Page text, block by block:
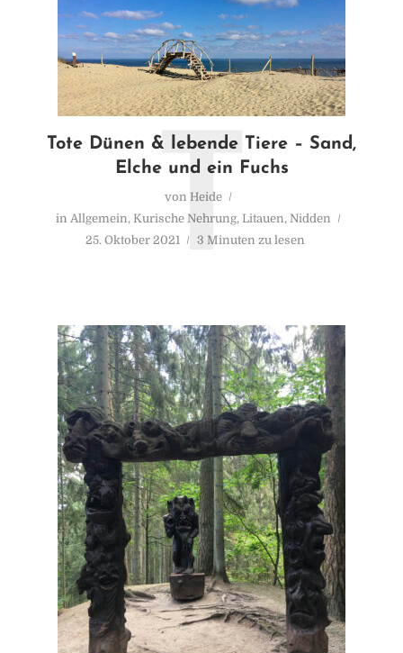
Tote Dünen & lebende Tiere – Sand,
Elche und ein Fuchs
von Heide
in Allgemein, Kurische Nehrung, Litauen, Nidden
25. Oktober 2021
3 Minuten zu lesen
T